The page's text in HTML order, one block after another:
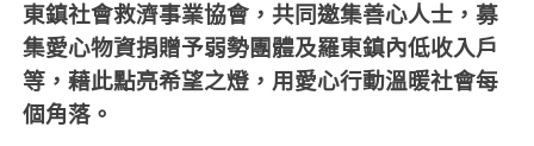
東鎮社會救濟事業協會，共同邀集善心人士，募
集愛心物資捐贈予弱勢團體及羅東鎮內低收入戶
等，藉此點亮希望之燈，用愛心行動溫暖社會每
個角落。